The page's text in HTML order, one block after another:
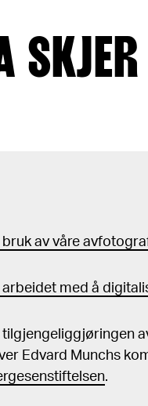
SKJER
bruk av våre
arbeidet med å
tilgjengeliggjøringen
Edvard Munchs
.